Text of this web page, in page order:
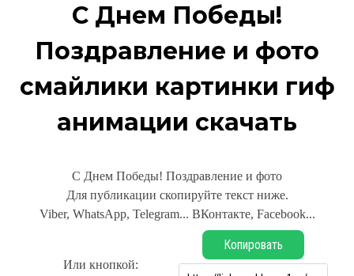
С Днем Победы!
Поздравление и фото
смайлики картинки гиф
анимации скачать
С Днем Победы! Поздравление и фото
Для публикации скопируйте текст ниже.
Viber, WhatsApp, Telegram... ВКонтакте, Facebook...
Или кнопкой:
Копировать